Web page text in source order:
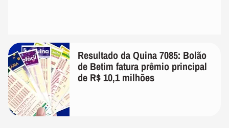
Resultado da Quina 7085: Bolão
de Betim fatura prêmio principal
de R$ 10,1 milhões